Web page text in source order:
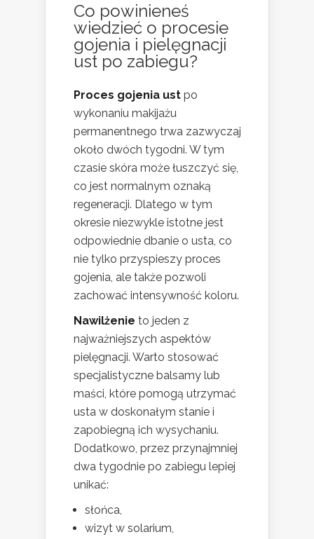
Co powinieneś
wiedzieć o procesie
gojenia i pielęgnacji
ust po zabiegu?
Proces gojenia ust po
wykonaniu makijażu
permanentnego trwa zazwyczaj
około dwóch tygodni. W tym
czasie skóra może łuszczyć się,
co jest normalnym oznaką
regeneracji. Dlatego w tym
okresie niezwykle istotne jest
odpowiednie dbanie o usta, co
nie tylko przyspieszy proces
gojenia, ale także pozwoli
zachować intensywność koloru.
Nawilżenie to jeden z
najważniejszych aspektów
pielęgnacji. Warto stosować
specjalistyczne balsamy lub
maści, które pomogą utrzymać
usta w doskonałym stanie i
zapobiegną ich wysychaniu.
Dodatkowo, przez przynajmniej
dwa tygodnie po zabiegu lepiej
unikać:
słońca,
wizyt w solarium,